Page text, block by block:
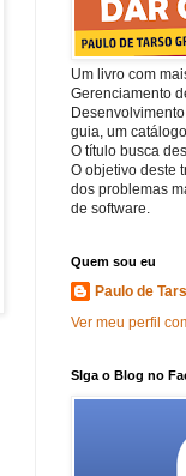
Um livro com
Gerenciamento
guia, um
O título busca
O objetivo deste
dos problemas
de software.
Quem sou eu
Paulo de
Ver meu perfil
SIga o Blog no